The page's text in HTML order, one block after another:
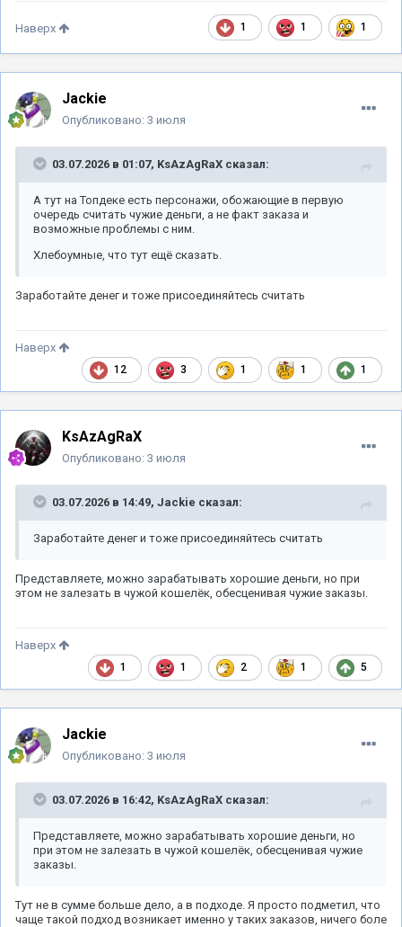
1 1 1
Наверх
Jackie
Опубликовано: 3 июля
03.07.2026 в 01:07, KsAzAgRaX сказал:
А тут на Топдеке есть персонажи, обожающие в первую
очередь считать чужие деньги, а не факт заказа и
возможные проблемы с ним.
Хлебоумные, что тут ещё сказать.
Заработайте денег и тоже присоединяйтесь считать
12 3 1 1 1
Наверх
KsAzAgRaX
Опубликовано: 3 июля
03.07.2026 в 14:49, Jackie сказал:
Заработайте денег и тоже присоединяйтесь считать
Представляете, можно зарабатывать хорошие деньги, но при
этом не залезать в чужой кошелёк, обесценивая чужие заказы.
1 1 2 1 5
Наверх
Jackie
Опубликовано: 3 июля
03.07.2026 в 16:42, KsAzAgRaX сказал:
Представляете, можно зарабатывать хорошие деньги, но
при этом не залезать в чужой кошелёк, обесценивая чужие
заказы.
Тут не в сумме больше дело, а в подходе. Я просто подметил, что
чаще такой подход возникает именно у таких заказов, ничего боле